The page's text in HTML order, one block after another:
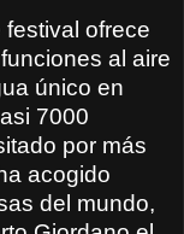
ofrece
al aire
único en
7000
por más
acogido
del mundo,